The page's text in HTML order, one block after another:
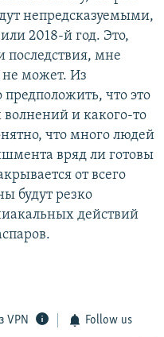
непредсказуемыми,
2018-й год. Это,
последствия, мне
не может. Из
что это
и какого-то
что много людей
вряд ли готовы
от всего
будут резко
действий
VPN Follow us